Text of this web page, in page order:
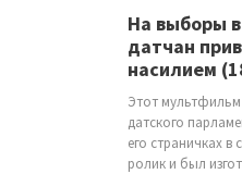
На выборы
датчан
насилием
Этот мультфильм
датского
его страничках в
ролик и был